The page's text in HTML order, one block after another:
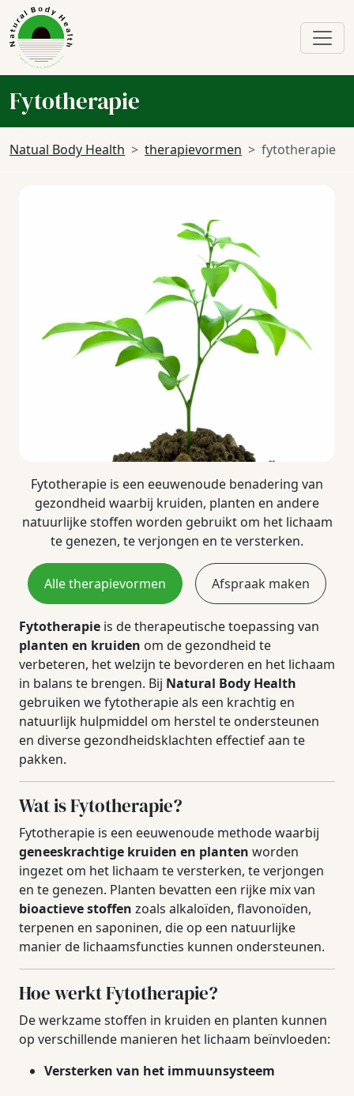
Fytotherapie
Natual Body Health therapievormen fytotherapie
Fytotherapie is een eeuwenoude benadering van
gezondheid waarbij kruiden, planten en andere
natuurlijke stoffen worden gebruikt om het lichaam
te genezen, te verjongen en te versterken.
Alle therapievormen Afspraak maken
Fytotherapie is de therapeutische toepassing van
planten en kruiden om de gezondheid te
verbeteren, het welzijn te bevorderen en het lichaam
in balans te brengen. Bij Natural Body Health
gebruiken we fytotherapie als een krachtig en
natuurlijk hulpmiddel om herstel te ondersteunen
en diverse gezondheidsklachten effectief aan te
pakken.
Wat is Fytotherapie?
Fytotherapie is een eeuwenoude methode waarbij
geneeskrachtige kruiden en planten worden
ingezet om het lichaam te versterken, te verjongen
en te genezen. Planten bevatten een rijke mix van
bioactieve stoffen zoals alkaloïden, flavonoïden,
terpenen en saponinen, die op een natuurlijke
manier de lichaamsfuncties kunnen ondersteunen.
Hoe werkt Fytotherapie?
De werkzame stoffen in kruiden en planten kunnen
op verschillende manieren het lichaam beïnvloeden:
Versterken van het immuunsysteem